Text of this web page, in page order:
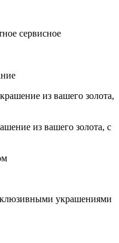
из вашего золота, с